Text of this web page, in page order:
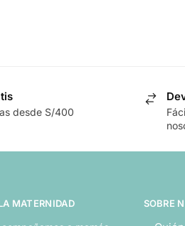
desde S/400
MATERNIDAD SOBRE